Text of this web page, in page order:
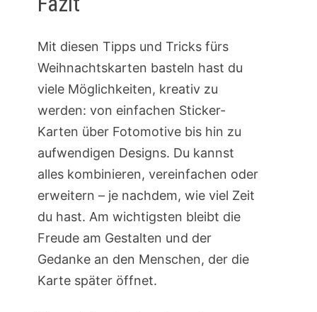
Mit diesen Tipps und Tricks fürs
Weihnachtskarten basteln hast du
viele Möglichkeiten, kreativ zu
werden: von einfachen Sticker-
Karten über Fotomotive bis hin zu
aufwendigen Designs. Du kannst
alles kombinieren, vereinfachen oder
erweitern – je nachdem, wie viel Zeit
du hast. Am wichtigsten bleibt die
Freude am Gestalten und der
Gedanke an den Menschen, der die
Karte später öffnet.